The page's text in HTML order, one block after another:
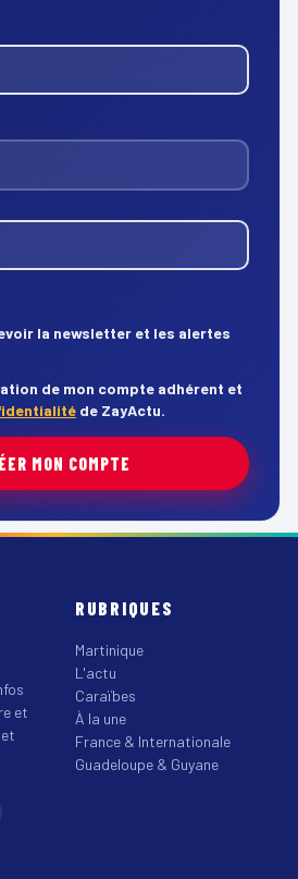
la newsletter et les alertes
de mon compte adhérent et
de ZayActu.
MON COMPTE
et
RUBRIQUES
Martinique
L'actu
Caraïbes
À la une
France & Internationale
Guadeloupe & Guyane